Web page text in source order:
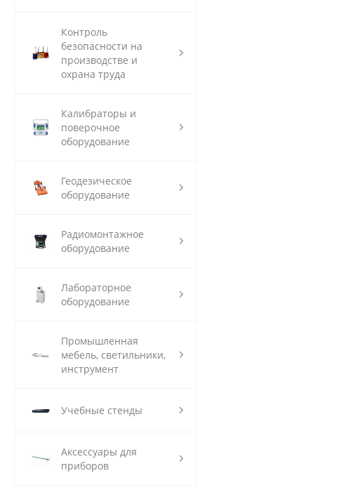
Контроль
безопасности на
производстве и
охрана труда
Калибраторы и
поверочное
оборудование
Геодезическое
оборудование
Радиомонтажное
оборудование
Лабораторное
оборудование
Промышленная
мебель, светильники,
инструмент
Учебные стенды
Аксессуары для
приборов